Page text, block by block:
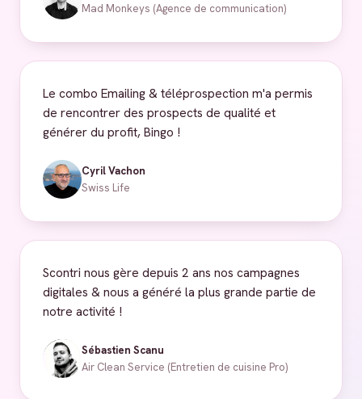
Mad Monkeys (Agence de communication)
Le combo Emailing & téléprospection m'a permis
de rencontrer des prospects de qualité et
générer du profit, Bingo !
Cyril Vachon
Swiss Life
Scontri nous gère depuis 2 ans nos campagnes
digitales & nous a généré la plus grande partie de
notre activité !
Sébastien Scanu
Air Clean Service (Entretien de cuisine Pro)